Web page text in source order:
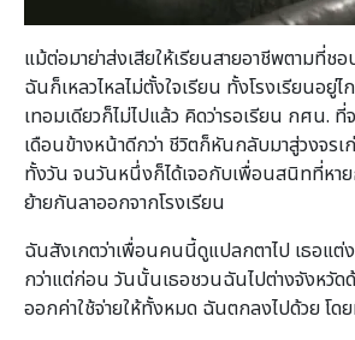
แม้ต่อมาย่าส่งเสียให้เรียนสายอาชีพตามที่ช
ฉันก็เหลวไหลไม่ตั้งใจเรียน ทั้งโรงเรียนอยู่
เทอมเดียวก็ไม่ไปแล้ว คิดว่ารอเรียน กศน. ที่
เดือนข้างหน้าดีกว่า ชีวิตก็หันกลับมาสู่วงจรเ
ทั้งวัน จนวันหนึ่งก็ได้เจอกับเพื่อนสนิทที่หา
ย้ายกันลาออกจากโรงเรียน
ฉันสังเกตว่าเพื่อนคนนี้ดูแปลกตาไป เธอแต่
กว่าแต่ก่อน วันนั้นเธอชวนฉันไปต่างจังหวัด
ออกค่าใช้จ่ายให้ทั้งหมด ฉันตกลงไปด้วย โดย